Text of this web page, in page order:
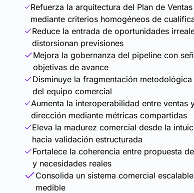
Refuerza la arquitectura del Plan de Ventas
mediante criterios homogéneos de
Reduce la entrada de oportunidades
distorsionan previsiones
Mejora la gobernanza del pipeline con
objetivas de avance
Disminuye la fragmentación
del equipo comercial
Aumenta la interoperabilidad entre ventas
dirección mediante métricas compartidas
Eleva la madurez comercial desde la
hacia validación estructurada
Fortalece la coherencia entre propuesta
y necesidades reales
Consolida un sistema comercial
medible